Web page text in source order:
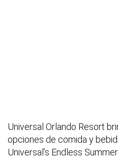
Universal Orlando Resort
opciones de comida y
Universal’s Endless